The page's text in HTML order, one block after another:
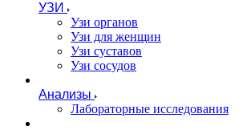
УЗИ
Узи органов
Узи для женщин
Узи cуставов
Узи сосудов
Анализы
Лабораторные исследования